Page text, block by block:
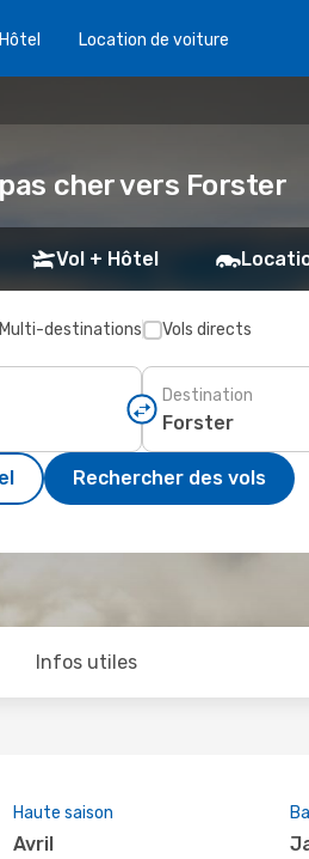
Location de voiture
cher vers Forster
Vol + Hôtel
Multi-destinations Vols directs
Destination
Rechercher des vols
Infos utiles
Haute saison
avril